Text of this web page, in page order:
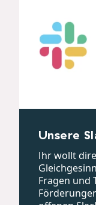
Unsere
Ihr wollt
Fragen und